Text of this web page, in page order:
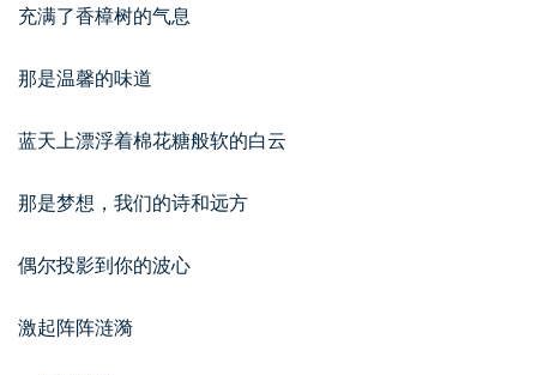
充满了香樟树的气息
那是温馨的味道
蓝天上漂浮着棉花糖般软的白云
那是梦想，我们的诗和远方
偶尔投影到你的波心
激起阵阵涟漪